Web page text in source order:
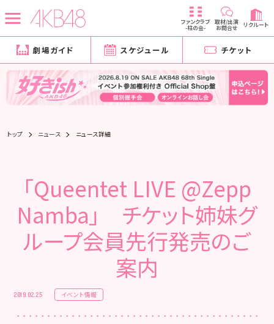
ファンクラブ
-柱の会-
取材/出演
お問合せ リクルート
劇場ガイド スケジュール チケット
トップ ニュース ニュース詳細
「Queentet LIVE @Zepp
Namba」 チケット姉妹グ
ループ会員先行発売のご
案内
2019.02.25 イベント情報